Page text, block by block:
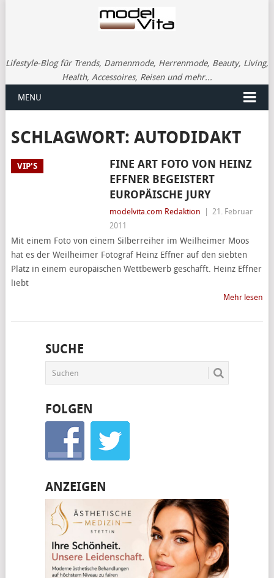
Lifestyle-Blog für Trends, Damenmode, Herrenmode, Beauty, Living,
Health, Accessoires, Reisen und mehr...
MENU
SCHLAGWORT: AUTODIDAKT
VIP'S
FINE ART FOTO VON HEINZ
EFFNER BEGEISTERT
EUROPÄISCHE JURY
modelvita.com Redaktion
21. Februar
2011
Mit einem Foto von einem Silberreiher im Weilheimer Moos
hat es der Weilheimer Fotograf Heinz Effner auf den siebten
Platz in einem europäischen Wettbewerb geschafft. Heinz Effner
liebt
Mehr lesen
SUCHE
FOLGEN
ANZEIGEN